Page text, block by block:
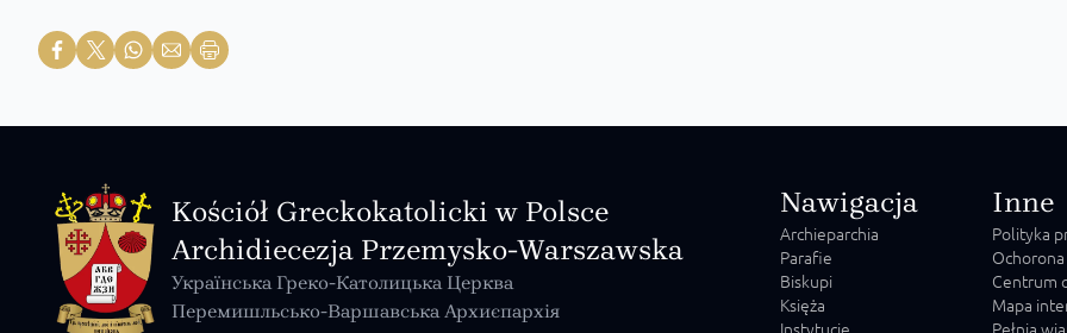
Kościół Greckokatolicki w Polsce
Archidiecezja Przemysko-Warszawska
Українська Греко-Католицька Церква
Перемишльсько-Варшавська Архиєпархія
Nawigacja
Archieparchia
Parafie
Biskupi
Księża
Inne
Polityka
Centrum
Mapa